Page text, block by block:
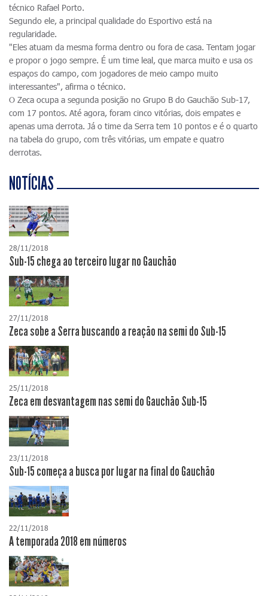
técnico Rafael Porto.
Segundo ele, a principal qualidade do Esportivo está na
regularidade.
"Eles atuam da mesma forma dentro ou fora de casa. Tentam jogar
e propor o jogo sempre. É um time leal, que marca muito e usa os
espaços do campo, com jogadores de meio campo muito
interessantes", afirma o técnico.
O Zeca ocupa a segunda posição no Grupo B do Gauchão Sub-17,
com 17 pontos. Até agora, foram cinco vitórias, dois empates e
apenas uma derrota. Já o time da Serra tem 10 pontos e é o quarto
na tabela do grupo, com três vitórias, um empate e quatro
derrotas.
NOTÍCIAS
28/11/2018
Sub-15 chega ao terceiro lugar no Gauchão
27/11/2018
Zeca sobe a Serra buscando a reação na semi do Sub-15
25/11/2018
Zeca em desvantagem nas semi do Gauchão Sub-15
23/11/2018
Sub-15 começa a busca por lugar na final do Gauchão
22/11/2018
A temporada 2018 em números